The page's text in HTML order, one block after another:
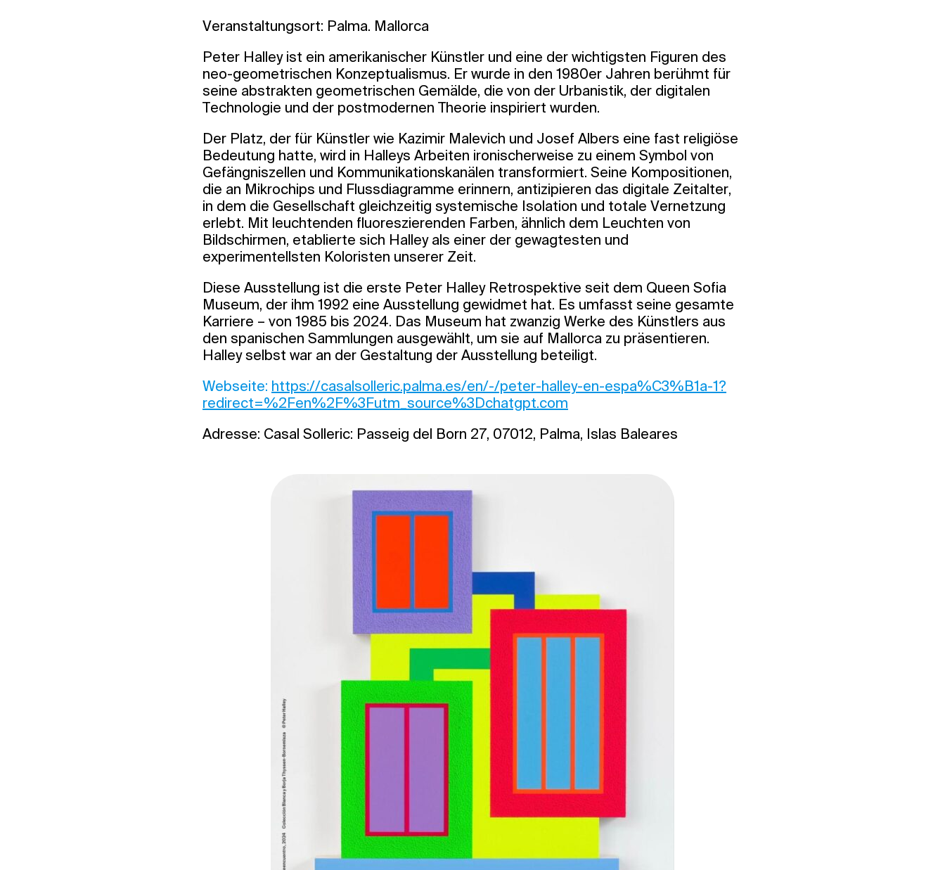
Veranstaltungsort: Palma. Mallorca
Peter Halley ist ein amerikanischer Künstler und eine der wichtigsten Figuren des
neo-geometrischen Konzeptualismus. Er wurde in den 1980er Jahren berühmt für
seine abstrakten geometrischen Gemälde, die von der Urbanistik, der digitalen
Technologie und der postmodernen Theorie inspiriert wurden.
Der Platz, der für Künstler wie Kazimir Malevich und Josef Albers eine fast religiöse
Bedeutung hatte, wird in Halleys Arbeiten ironischerweise zu einem Symbol von
Gefängniszellen und Kommunikationskanälen transformiert. Seine Kompositionen,
die an Mikrochips und Flussdiagramme erinnern, antizipieren das digitale Zeitalter,
in dem die Gesellschaft gleichzeitig systemische Isolation und totale Vernetzung
erlebt. Mit leuchtenden fluoreszierenden Farben, ähnlich dem Leuchten von
Bildschirmen, etablierte sich Halley als einer der gewagtesten und
experimentellsten Koloristen unserer Zeit.
Diese Ausstellung ist die erste Peter Halley Retrospektive seit dem Queen Sofia
Museum, der ihm 1992 eine Ausstellung gewidmet hat. Es umfasst seine gesamte
Karriere – von 1985 bis 2024. Das Museum hat zwanzig Werke des Künstlers aus
den spanischen Sammlungen ausgewählt, um sie auf Mallorca zu präsentieren.
Halley selbst war an der Gestaltung der Ausstellung beteiligt.
Webseite: https://casalsolleric.palma.es/en/-/peter-halley-en-espa%C3%B1a-1?
redirect=%2Fen%2F%3Futm_source%3Dchatgpt.com
Adresse: Casal Solleric: Passeig del Born 27, 07012, Palma, Islas Baleares